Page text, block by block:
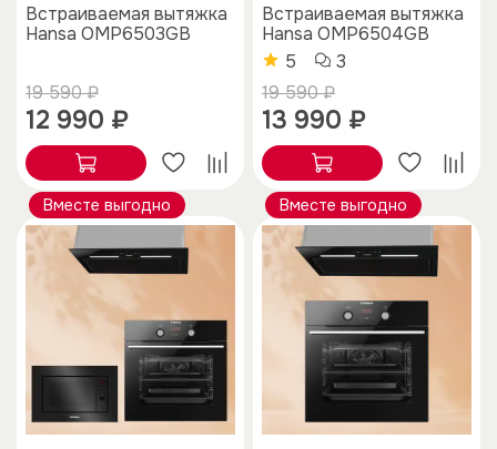
Встраиваемая вытяжка
Hansa OMP6503GB
19 590 ₽
12 990 ₽
Встраиваемая вытяжка
Hansa OMP6504GB
5
3
19 590 ₽
13 990 ₽
Вместе выгодно Вместе выгодно